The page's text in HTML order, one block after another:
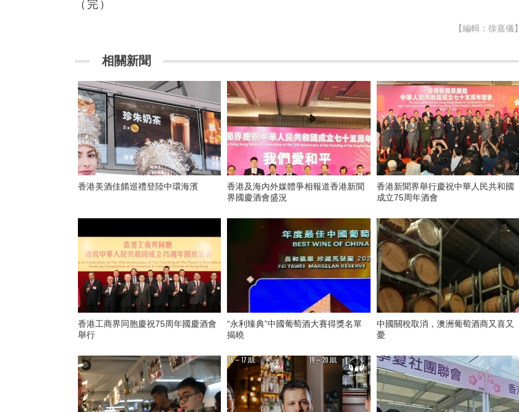
（完）
【編輯：徐嘉儀】
相關新聞
香港美酒佳餚巡禮登陸中環海濱
香港及海內外媒體爭相報道香港新聞
界國慶酒會盛況
香港新聞界舉行慶祝中華人民共和國
成立75周年酒會
香港工商界同胞慶祝75周年國慶酒會
舉行
“永利臻典”中國葡萄酒大賽得獎名單
揭曉
中國關稅取消，澳洲葡萄酒商又喜又
憂